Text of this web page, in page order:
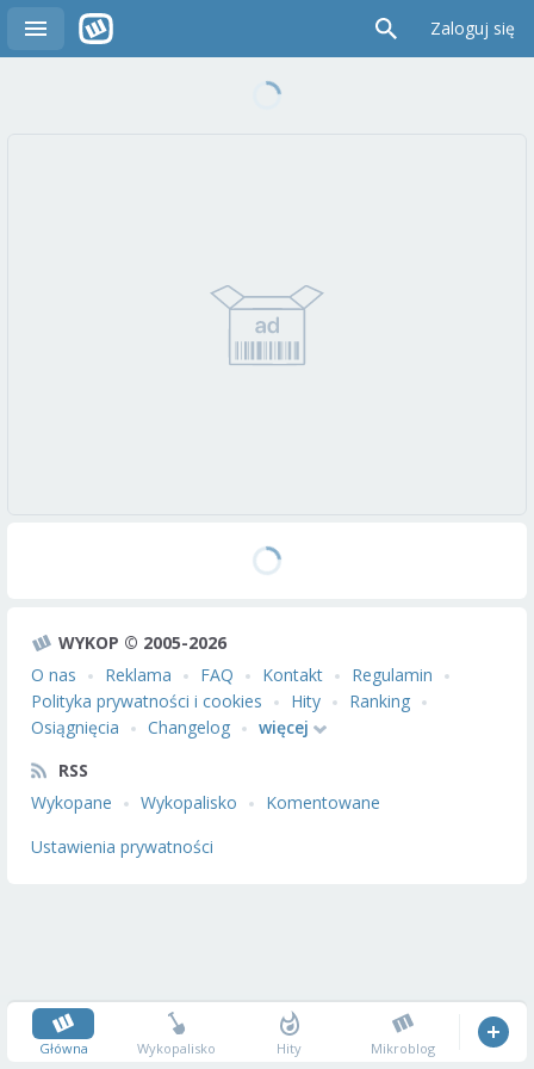
Zaloguj się
WYKOP © 2005-2026
O nas
Reklama FAQ Kontakt
Regulamin
Polityka prywatności i cookies
Hity
Ranking
Osiągnięcia
Changelog
więcej
RSS
Wykopane
Wykopalisko
Komentowane
Ustawienia prywatności
Główna Wykopalisko Hity Mikroblog